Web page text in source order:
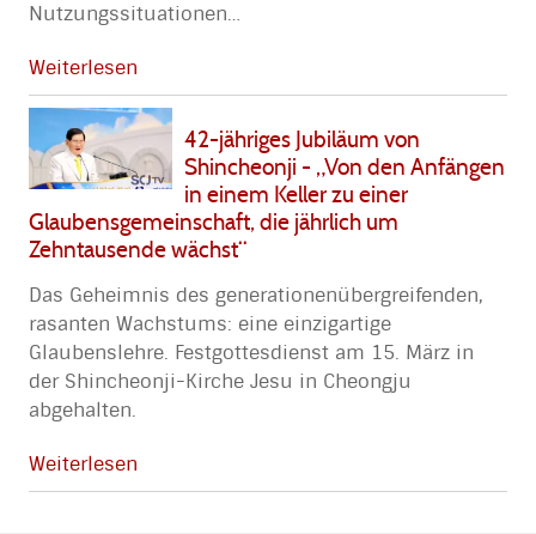
Nutzungssituationen…
Weiterlesen
42-jähriges Jubiläum von
Shincheonji - „Von den Anfängen
in einem Keller zu einer
Glaubensgemeinschaft, die jährlich um
Zehntausende wächst“
Das Geheimnis des generationenübergreifenden,
rasanten Wachstums: eine einzigartige
Glaubenslehre. Festgottesdienst am 15. März in
der Shincheonji-Kirche Jesu in Cheongju
abgehalten.
Weiterlesen